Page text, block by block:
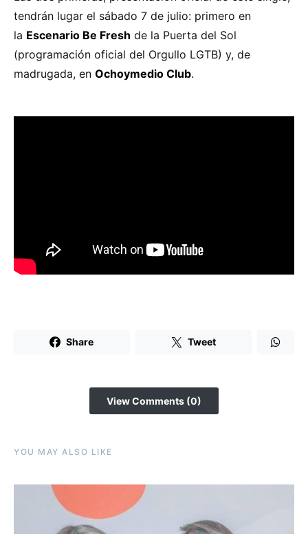
tendrán lugar el sábado 7 de julio: primero en
la Escenario Be Fresh de la Puerta del Sol
(programación oficial del Orgullo LGTB) y, de
madrugada, en Ochoymedio Club.
Share Tweet
View Comments (0)
YOU MAY ALSO LIKE